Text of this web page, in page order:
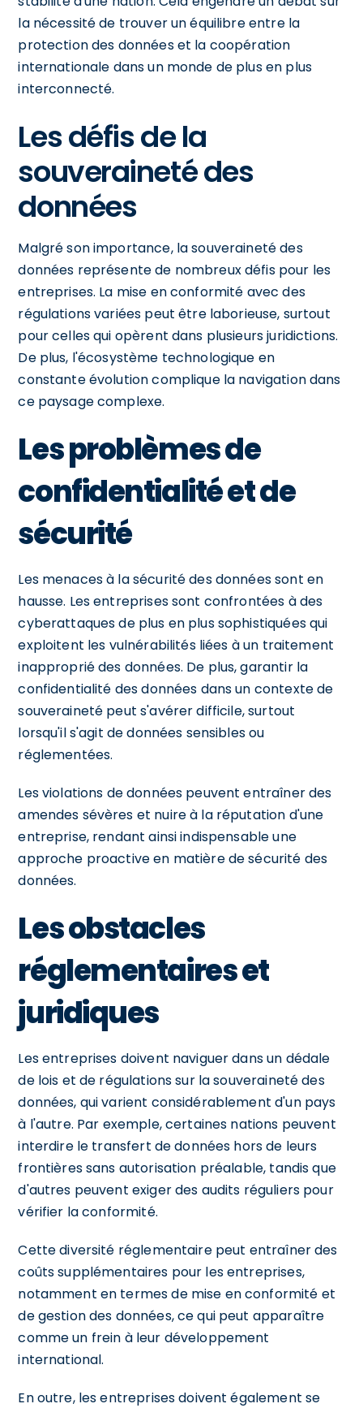
la nécessité de trouver un équilibre entre la
protection des données et la coopération
internationale dans un monde de plus en plus
interconnecté.
Les défis de la
souveraineté des
données
Malgré son importance, la souveraineté des
données représente de nombreux défis pour les
entreprises. La mise en conformité avec des
régulations variées peut être laborieuse, surtout
pour celles qui opèrent dans plusieurs juridictions.
De plus, l'écosystème technologique en
constante évolution complique la navigation dans
ce paysage complexe.
Les problèmes de
confidentialité et de
sécurité
Les menaces à la sécurité des données sont en
hausse. Les entreprises sont confrontées à des
cyberattaques de plus en plus sophistiquées qui
exploitent les vulnérabilités liées à un traitement
inapproprié des données. De plus, garantir la
confidentialité des données dans un contexte de
souveraineté peut s'avérer difficile, surtout
lorsqu'il s'agit de données sensibles ou
réglementées.
Les violations de données peuvent entraîner des
amendes sévères et nuire à la réputation d'une
entreprise, rendant ainsi indispensable une
approche proactive en matière de sécurité des
données.
Les obstacles
réglementaires et
juridiques
Les entreprises doivent naviguer dans un dédale
de lois et de régulations sur la souveraineté des
données, qui varient considérablement d'un pays
à l'autre. Par exemple, certaines nations peuvent
interdire le transfert de données hors de leurs
frontières sans autorisation préalable, tandis que
d'autres peuvent exiger des audits réguliers pour
vérifier la conformité.
Cette diversité réglementaire peut entraîner des
coûts supplémentaires pour les entreprises,
notamment en termes de mise en conformité et
de gestion des données, ce qui peut apparaître
comme un frein à leur développement
international.
En outre, les entreprises doivent également se